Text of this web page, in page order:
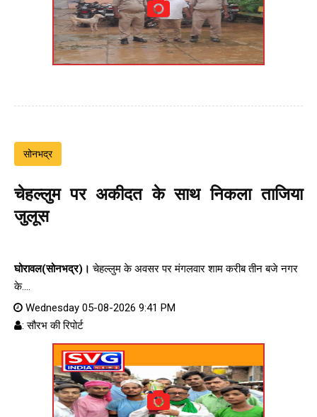
सोनभद्र
चेहल्लुम पर अकीदत के साथ निकला ताजिया
जुलूस
घोरावल(सोनभद्र)। चेहल्लुम के अवसर पर मंगलवार शाम करीब तीन बजे नगर
के....
Wednesday 05-08-2026 9:41 PM
: सौरभ की रिपोर्ट